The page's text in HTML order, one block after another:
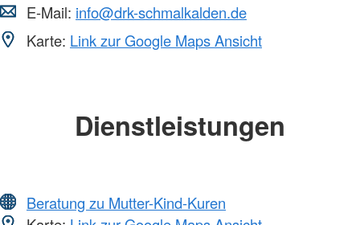
E-Mail: info@drk-schmalkalden.de
Karte: Link zur Google Maps Ansicht
Dienstleistungen
Beratung zu Mutter-Kind-Kuren